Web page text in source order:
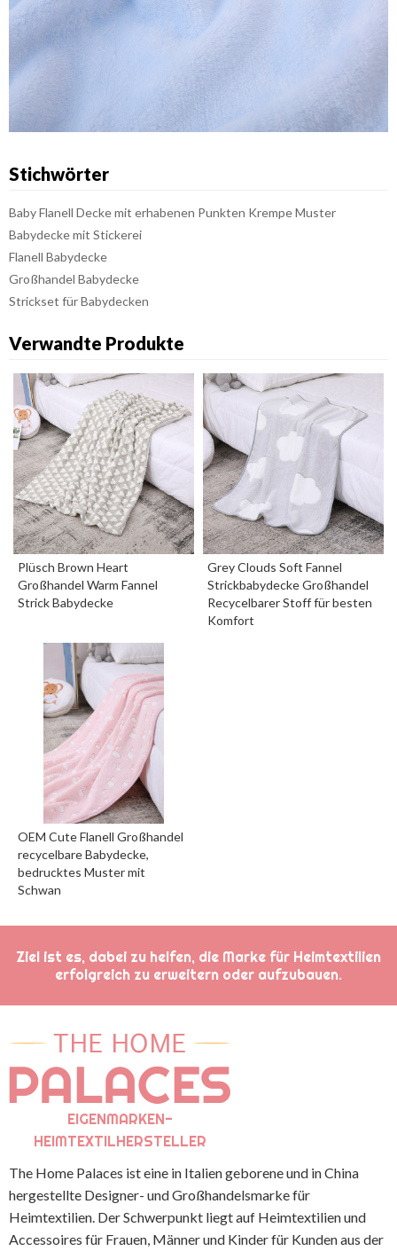
Stichwörter
Baby Flanell Decke mit erhabenen Punkten Krempe Muster
Babydecke mit Stickerei
Flanell Babydecke
Großhandel Babydecke
Strickset für Babydecken
Verwandte Produkte
Plüsch Brown Heart
Großhandel Warm Fannel
Strick Babydecke
Grey Clouds Soft Fannel
Strickbabydecke Großhandel
Recycelbarer Stoff für besten
Komfort
OEM Cute Flanell Großhandel
recycelbare Babydecke,
bedrucktes Muster mit
Schwan
Ziel ist es, dabei zu helfen, die Marke für Heimtextilien
erfolgreich zu erweitern oder aufzubauen.
EIGENMARKEN-
HEIMTEXTILHERSTELLER
The Home Palaces ist eine in Italien geborene und in China
hergestellte Designer- und Großhandelsmarke für
Heimtextilien. Der Schwerpunkt liegt auf Heimtextilien und
Accessoires für Frauen, Männer und Kinder für Kunden aus der